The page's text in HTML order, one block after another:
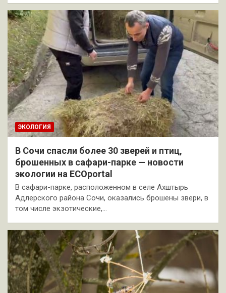
ЭКОЛОГИЯ
В Сочи спасли более 30 зверей и птиц,
брошенных в сафари-парке — новости
экологии на ECOportal
В сафари-парке, расположенном в селе Ахштырь
Адлерского района Сочи, оказались брошены звери, в
том числе экзотические,…